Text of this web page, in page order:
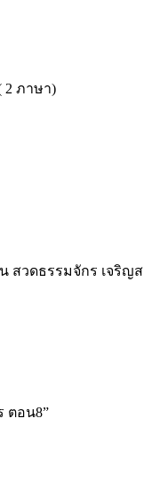
ภาษา)
สวดธรรมจักร เจริญ
ตอน8”